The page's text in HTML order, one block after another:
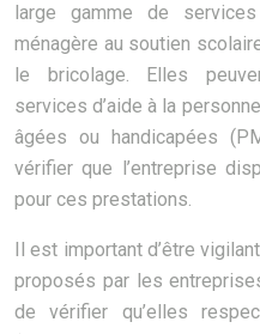
large gamme de
ménagère au soutien
le bricolage. Elles
services d’aide à la
âgées ou handicapées
vérifier que l’entreprise
pour ces prestations.
Il est important d’être
proposés par les
de vérifier qu’elles